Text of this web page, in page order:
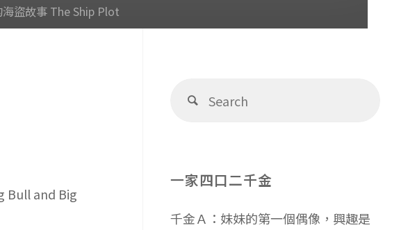
海盜故事 The Ship Plot
Bull and Big
Search
一家四口二千金
千金Ａ：妹妹的第一個偶像，興趣是